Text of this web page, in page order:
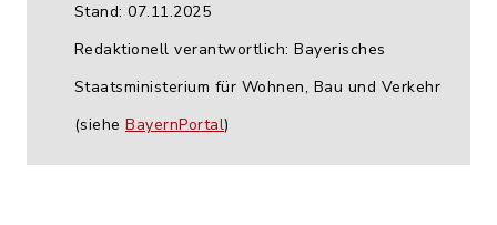
Stand: 07.11.2025
Redaktionell verantwortlich: Bayerisches
Staatsministerium für Wohnen, Bau und Verkehr
(siehe BayernPortal)